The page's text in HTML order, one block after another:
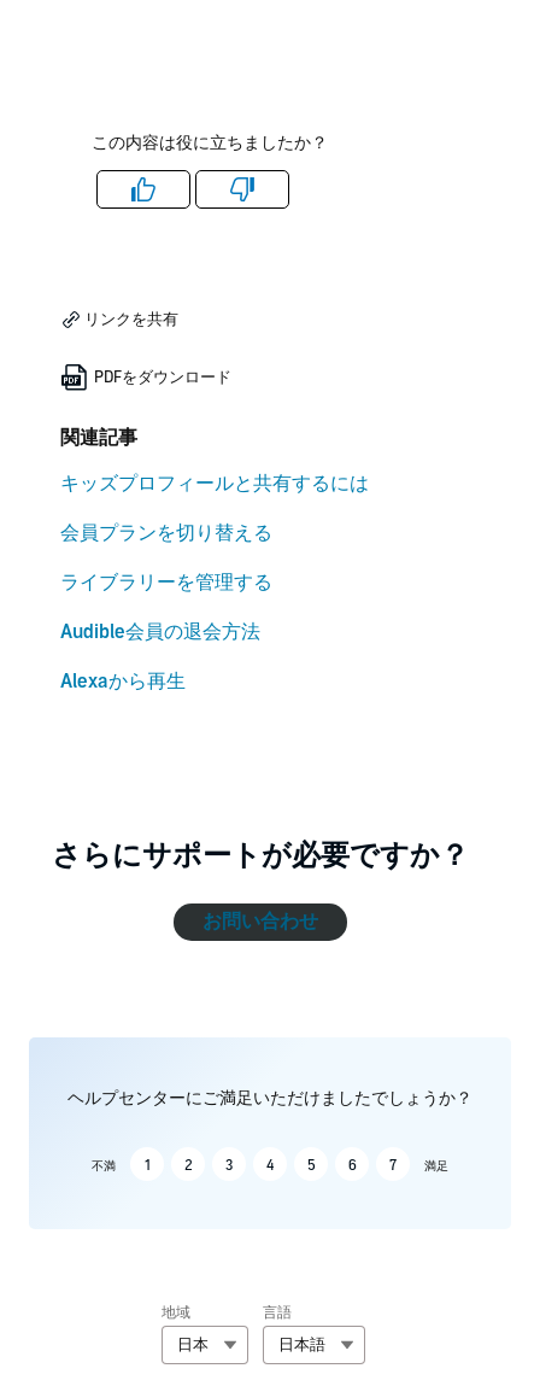
この内容は役に立ちましたか？
Like Dislike
リンクを共有
PDFをダウンロード
関連記事
キッズプロフィールと共有するには
会員プランを切り替える
ライブラリーを管理する
Audible会員の退会方法
Alexaから再生
さらにサポートが必要ですか？
お問い合わせ
ヘルプセンターにご満足いただけましたでしょうか？
不満 1 2 3 4 5 6 7 満足
地域
日本
言語
日本語